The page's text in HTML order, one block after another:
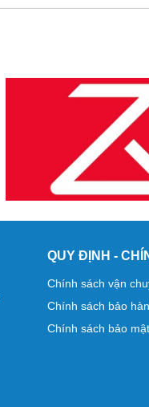
QUY ĐỊNH -
Chính sách vận
Chính sách bảo
Chính sách bảo mật